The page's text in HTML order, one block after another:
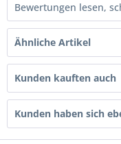
Bewertungen lesen,
Ähnliche Artikel
Kunden kauften auch
Kunden haben sich